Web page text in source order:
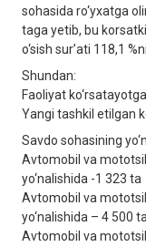
sohasida ro‘yxatga
taga yetib, bu
o‘sish sur’ati 118,1
Shundan:
Faoliyat
Yangi tashkil etilgan
Savdo sohasining
Avtomobil va
yo‘nalishida -1 323 ta
Avtomobil va
yo‘nalishida – 4 500 ta
Avtomobil va